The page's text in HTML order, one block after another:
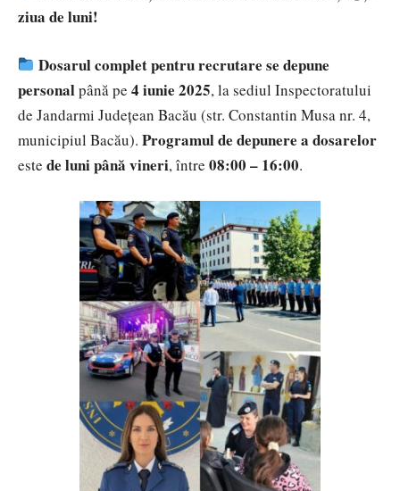
ziua de luni!
Dosarul complet pentru recrutare se depune
personalpână pe 4 iunie 2025, la sediul Inspectoratului
de Jandarmi Județean Bacău (str. Constantin Musa nr. 4,
municipiul Bacău). Programul de depunere a dosarelor
este de luni până vineri, între 08:00 – 16:00.